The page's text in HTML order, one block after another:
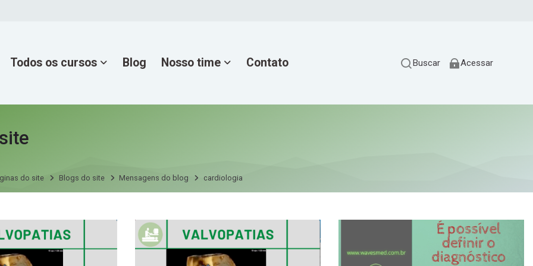
Todos os cursos Blog Nosso time Contato Buscar Acessar
do site Blogs do site Mensagens do blog cardiologia
7
8Página 8